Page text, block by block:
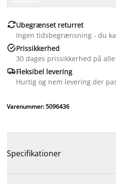
Ubegrænset returret
Ingen tidsbegrænsning - du
Prissikkerhed
30 dages prissikkerhed på
Fleksibel levering
Hurtig og nem levering der
Varenummer: 5096436
Specifikationer